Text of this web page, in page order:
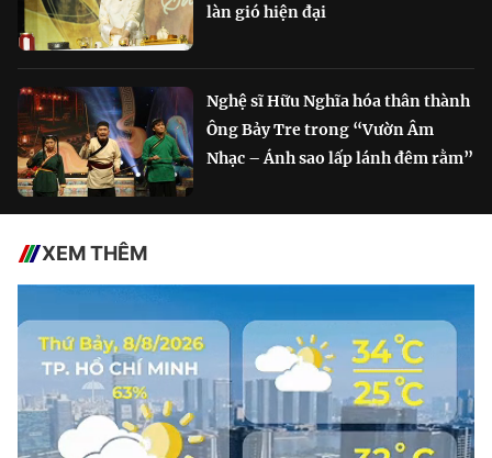
làn gió hiện đại
Nghệ sĩ Hữu Nghĩa hóa thân thành
Ông Bảy Tre trong “Vườn Âm
Nhạc – Ánh sao lấp lánh đêm rằm”
XEM THÊM